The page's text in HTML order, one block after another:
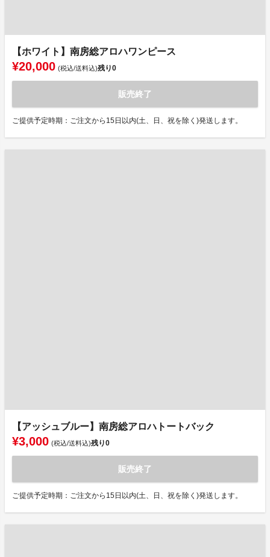
【ホワイト】南房総アロハワンピース
¥20,000 (税込/送料込)残り0
販売終了
ご提供予定時期：ご注文から15日以内(土、日、祝を除く)発送します。
【アッシュブルー】南房総アロハトートバック
¥3,000 (税込/送料込)残り0
販売終了
ご提供予定時期：ご注文から15日以内(土、日、祝を除く)発送します。